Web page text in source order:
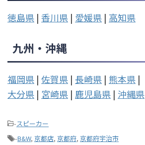
徳島県 | 香川県 | 愛媛県 | 高知県
九州・沖縄
福岡県 | 佐賀県 | 長崎県 | 熊本県 |
大分県 | 宮崎県 | 鹿児島県 | 沖縄県
-スピーカー
-B&W, 京都店, 京都府, 京都府宇治市